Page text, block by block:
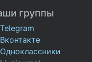
группы
Telegram
Вконтакте
Одноклассники